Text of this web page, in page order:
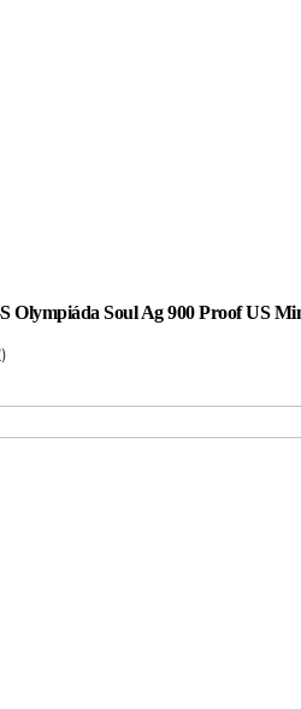
Olympiáda Soul Ag 900 Proof US
)